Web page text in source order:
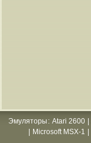
Эмуляторы : Atari 2600
Microsoft MSX-1